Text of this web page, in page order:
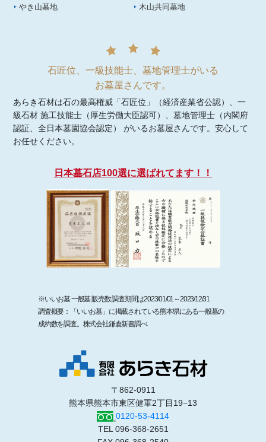
やき山墓地 木山共同墓地
〒862-0911
熊本県熊本市東区健軍2丁目19−13
0120-53-4114
TEL 096-368-2651
石匠位、一級技能士、墓地管理士がいる
お墓屋さんです。
あらき石材は石の最高権威「石匠位」（経済産業省公認）、一
級石材 施工技能士（厚生労働大臣認可）、墓地管理士（内閣府
認証、全日本墓園協会認定） がいるお墓屋さんです。安心して
お任せください。
日本墓石店100選に選ばれてます！！
※いいお墓 一般墓 販売数 調査期間は2023/01/01～2023/12/31
調査概要：「いいお墓」に掲載されている熊本県にある一般墓の
成約数を調査。株式会社鎌倉新書調べ